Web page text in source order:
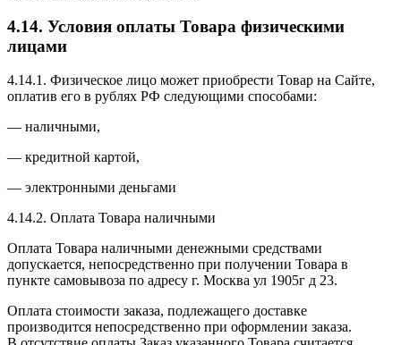
4.14. Условия оплаты Товара физическими
лицами
4.14.1. Физическое лицо может приобрести Товар на Сайте,
оплатив его в рублях РФ следующими способами:
— наличными,
— кредитной картой,
— электронными деньгами
4.14.2. Оплата Товара наличными
Оплата Товара наличными денежными средствами
допускается, непосредственно при получении Товара в
пункте самовывоза по адресу г. Москва ул 1905г д 23.
Оплата стоимости заказа, подлежащего доставке
производится непосредственно при оформлении заказа.